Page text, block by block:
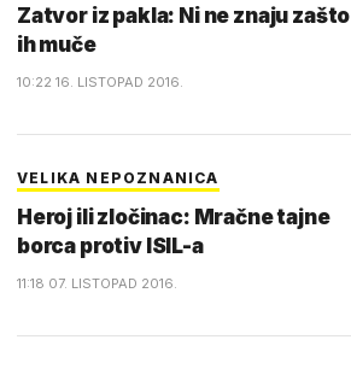
Zatvor iz pakla: Ni ne znaju zašto
ih muče
10:22 16. LISTOPAD 2016.
VELIKA NEPOZNANICA
Heroj ili zločinac: Mračne tajne
borca protiv ISIL-a
11:18 07. LISTOPAD 2016.